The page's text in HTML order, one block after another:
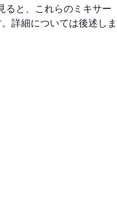
ると、これらのミキサー
詳細については後述しま